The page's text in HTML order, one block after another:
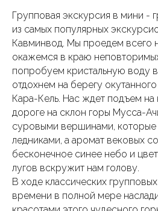
Групповая экскурсия в мини -
из самых популярных
Кавминвод. Мы проедем всего
окажемся в краю
попробуем кристальную воду
отдохнем на берегу
Кара-Кель. Нас ждет подъем на
дороге на склон горы Мусса-
суровыми вершинами,
ледниками, а аромат вековых
бесконечное синее небо и
лугов вскружит нам голову.
В ходе классических
времени в полной мере